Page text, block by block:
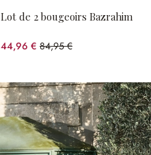
Lot de 2 bougeoirs Bazrahim
44,96 € 84,95 €
(47.07%spared)